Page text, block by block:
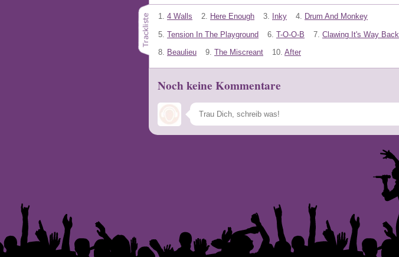
1. 4 Walls 2. Here Enough 3. Inky 4. Drum And Monkey
5. Tension In The Playground 6. T-O-O-B 7. Clawing It's Way Back
8. Beaulieu 9. The Miscreant 10. After
Noch keine Kommentare